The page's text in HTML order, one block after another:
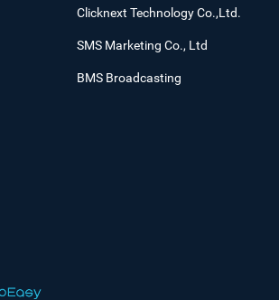
Clicknext Technology Co.,Ltd.
SMS Marketing Co., Ltd
BMS Broadcasting